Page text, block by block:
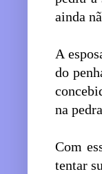
ainda
A
do
na
Com
tentar